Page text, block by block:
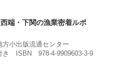
端・下関の漁業密着ルポ
小出版流通センター
ISBN 978-4-9909603-3-9